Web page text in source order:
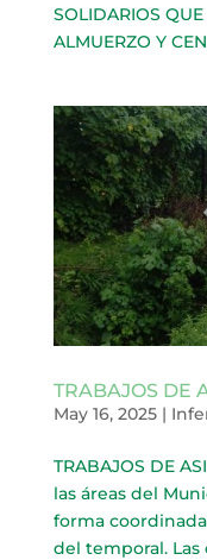
SOLIDARIOS
ALMUERZO Y
TRABAJOS DE
May 16, 2025|
TRABAJOS DE
las áreas del
forma
del temporal. Las